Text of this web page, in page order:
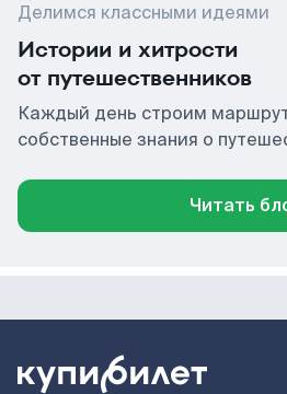
Делимся классными идеями
Истории и хитрости
от путешественников
Каждый день строим
собственные знания о
Читать